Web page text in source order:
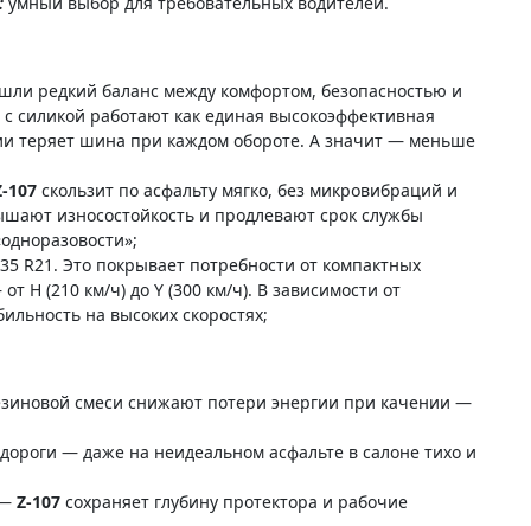
редкий баланс между комфортом, безопасностью и
работают как единая высокоэффективная
теряет шина при каждом обороте. А значит — меньше
107 скользит по асфальту мягко, без микровибраций и
износостойкость и продлевают срок службы
R21. Это покрывает потребности от компактных
H (210 км/ч) до Y (300 км/ч). В зависимости от
на высоких скоростях;
смеси снижают потери энергии при качении —
— даже на неидеальном асфальте в салоне тихо и
Z-107 сохраняет глубину протектора и рабочие